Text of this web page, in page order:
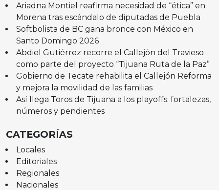
Ariadna Montiel reafirma necesidad de “ética” en
Morena tras escándalo de diputadas de Puebla
Softbolista de BC gana bronce con México en
Santo Domingo 2026
Abdiel Gutiérrez recorre el Callejón del Travieso
como parte del proyecto “Tijuana Ruta de la Paz”
Gobierno de Tecate rehabilita el Callejón Reforma
y mejora la movilidad de las familias
Así llega Toros de Tijuana a los playoffs: fortalezas,
números y pendientes
CATEGORÍAS
Locales
Editoriales
Regionales
Nacionales